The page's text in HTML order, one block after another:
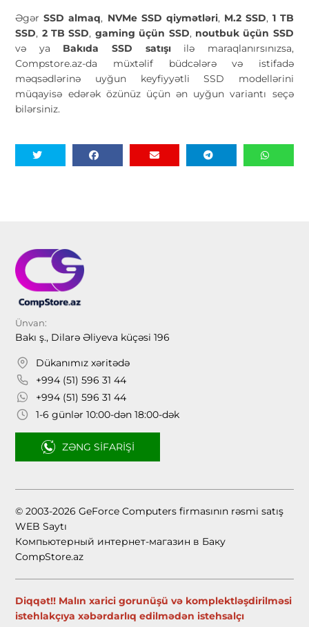
ƏgərSSD almaq, NVMe SSD qiymətləri, M.2 SSD, 1 TB
SSD, 2 TB SSD, gaming üçün SSD, noutbuk üçün SSD
və ya Bakıda SSD satışıilə maraqlanırsınızsa,
Compstore.az-da müxtəlif büdcələrə və istifadə
məqsədlərinə uyğun keyfiyyətli SSD modellərini
müqayisə edərək özünüz üçün ən uyğun variantı seçə
bilərsiniz.
Ünvan:
Bakı ş., Dilarə Əliyeva küçəsi 196
Dükanımız xəritədə
+994 (51) 596 31 44
+994 (51) 596 31 44
1-6 günlər 10:00-dən 18:00-dək
ZƏNG SIFARIŞI
© 2003-2026 GeForce Computers firmasının rəsmi satış
WEB Saytı
Компьютерный интернет-магазин в Баку
CompStore.az
Diqqət!! Malın xarici gorunüşü və komplektləşdirilməsi
istehlakçıya xəbərdarlıq edilmədən istehsalçı